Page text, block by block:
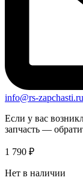
info@rs-zapchasti.ru
Если у вас
запчасть —
1 790 ₽
Нет в наличии